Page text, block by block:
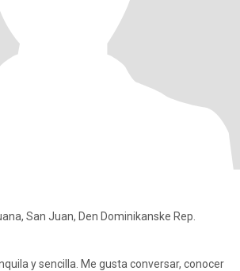
San Juan, Den Dominikanske Rep.
y sencilla. Me gusta conversar, conocer